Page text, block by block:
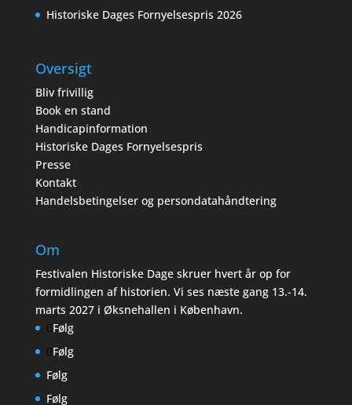
Historiske Dages Fornyelsespris 2026
Oversigt
Bliv frivillig
Book en stand
Handicapinformation
Historiske Dages Fornyelsespris
Presse
Kontakt
Handelsbetingelser og persondatahåndtering
Om
Festivalen Historiske Dage skruer hvert år op for
formidlingen af historien. Vi ses næste gang 13.-14.
marts 2027 i Øksnehallen i København.
Følg
Følg
Følg
Følg